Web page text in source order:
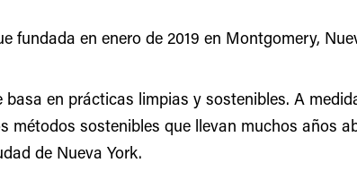
fundada en enero de 2019 en Montgomery,
en prácticas limpias y sostenibles. A
métodos sostenibles que llevan muchos años
de Nueva York.